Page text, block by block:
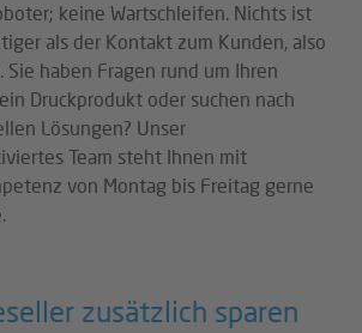
keine Wartschleifen. Nichts ist
als der Kontakt zum Kunden, also
Sie haben Fragen rund um Ihren
Druckprodukt oder suchen nach
Lösungen? Unser
Team steht Ihnen mit
von Montag bis Freitag gerne
zusätzlich sparen